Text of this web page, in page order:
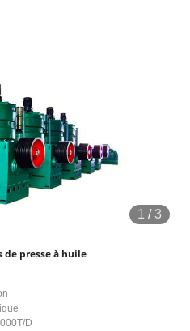
1 /3
de presse à huile
D